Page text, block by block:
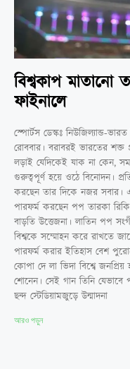
বিশ্বকাপ মাতানো
ফাইনালে
স্পোর্টস ডেস্কঃ নিউজিল্যান্ড-
রোববার। বরাবরই ভারতের শক্ত
লড়াই যেদিকেই যাক না কেন,
গুরুত্বপূর্ণ হয়ে ওঠে বিনোদন।
করছেন তার দিকে নজর সবার।
পারফর্ম করছেন পপ তারকা রিকি
বাড়তি উত্তেজনা। লাতিন পপ
বিশ্বকে সম্মোহন করে রাখতে
পারফর্ম করার ইতিহাস বেশ
কোপা দে লা ভিদা বিশ্বে
শোনেন। সেই গান তিনি যেভাবে
ছন্দ স্টেডিয়ামজুড়ে উন্মাদনা
আরও পড়ুন